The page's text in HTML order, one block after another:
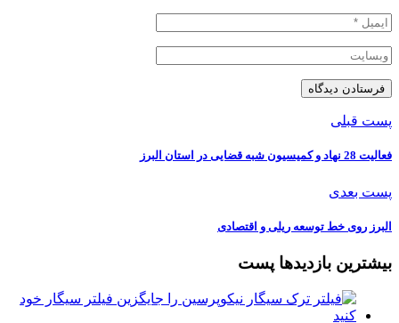
پست قبلی
فعالیت 28 نهاد و کمیسیون شبه قضایی در استان البرز
پست بعدی
البرز روی خط توسعه ریلی و اقتصادی
بیشترین بازدیدها پست